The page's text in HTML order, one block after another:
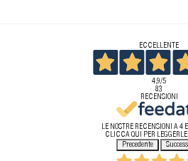
ECCELLENTE
4,9/5
83
RECENSIONI
LE NOSTRE RECENSIONI A 4
CLICCA QUI PER
Precedente